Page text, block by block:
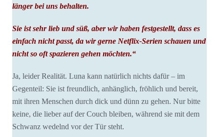
länger bei uns behalten.
Sie ist sehr lieb und süß, aber wir haben festgestellt, dass es
einfach nicht passt, da wir gerne Netflix-Serien schauen und
nicht so oft spazieren gehen möchten.“
Ja, leider Realität. Luna kann natürlich nichts dafür – im
Gegenteil: Sie ist freundlich, anhänglich, fröhlich und bereit,
mit ihren Menschen durch dick und dünn zu gehen. Nur bitte
keine, die lieber auf der Couch bleiben, während sie mit dem
Schwanz wedelnd vor der Tür steht.